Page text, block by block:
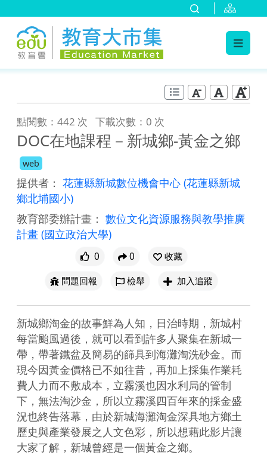
點閱數：442 次 下載次數：0 次
DOC在地課程－新城鄉-黃金之鄉
web
提供者： 花蓮縣新城數位機會中心 (花蓮縣新城
鄉北埔國小)
教育部委辦計畫： 數位文化資源服務與教學推廣
計畫 (國立政治大學)
0 0
收藏
問題回報
檢舉 加入追蹤
新城鄉淘金的故事鮮為人知，日治時期，新城村
每當颱風過後，就可以看到許多人聚集在新城一
帶，帶著鐵盆及簡易的篩具到海灘淘洗砂金。而
現今因黃金價格已不如往昔，再加上採集作業耗
費人力而不敷成本，立霧溪也因水利局的管制
下，無法淘沙金，所以立霧溪四百年來的採金盛
況也終告落幕，由於新城海灘淘金深具地方鄉土
歷史與產業發展之人文色彩，所以想藉此影片讓
大家了解，新城曾經是一個黃金之鄉。